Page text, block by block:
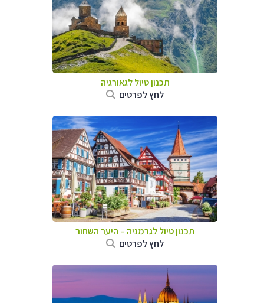
תכנון טיול לגאורגיה
לחץ לפרטים
תכנון טיול לגרמניה – היער השחור
לחץ לפרטים